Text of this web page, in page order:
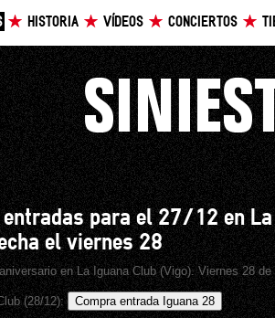
HISTORIA VÍDEOS CONCIERTOS
para el 27/12 en La
el viernes 28
en La Iguana Club (Vigo). Viernes 28
(28/12): Compra entrada Iguana 28